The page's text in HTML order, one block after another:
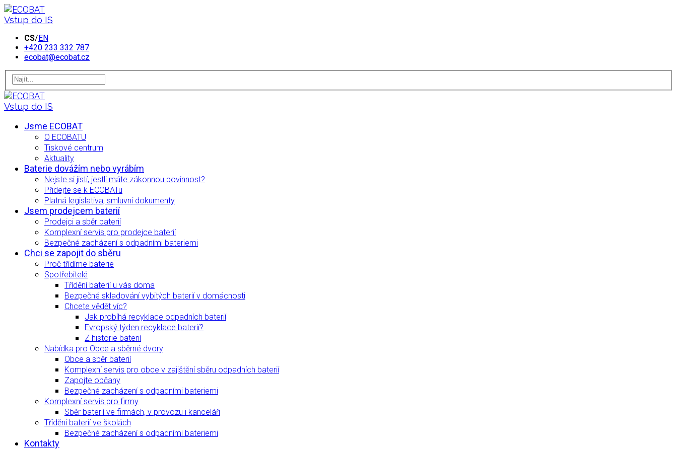
Vstup do IS
CS/EN
+420 233 332 787
ecobat@ecobat.cz
Vstup do IS
Jsme ECOBAT
O ECOBATU
Tiskové centrum
Aktuality
Baterie dovážím nebo vyrábím
Nejste si jistí, jestli máte zákonnou povinnost?
Přidejte se k ECOBATu
Platná legislativa, smluvní dokumenty
Jsem prodejcem baterií
Prodejci a sběr baterií
Komplexní servis pro prodejce baterií
Bezpečné zacházení s odpadními bateriemi
Chci se zapojit do sběru
Proč třídíme baterie
Spotřebitelé
Třídění baterií u vás doma
Bezpečné skladování vybitých baterií v domácnosti
Chcete vědět víc?
Jak probíhá recyklace odpadních baterií
Evropský týden recyklace baterií?
Z historie baterií
Nabídka pro Obce a sběrné dvory
Obce a sběr baterií
Komplexní servis pro obce v zajištění sběru odpadních baterií
Zapojte občany
Bezpečné zacházení s odpadními bateriemi
Komplexní servis pro firmy
Sběr baterií ve firmách, v provozu i kanceláři
Třídění baterií ve školách
Bezpečné zacházení s odpadními bateriemi
Kontakty